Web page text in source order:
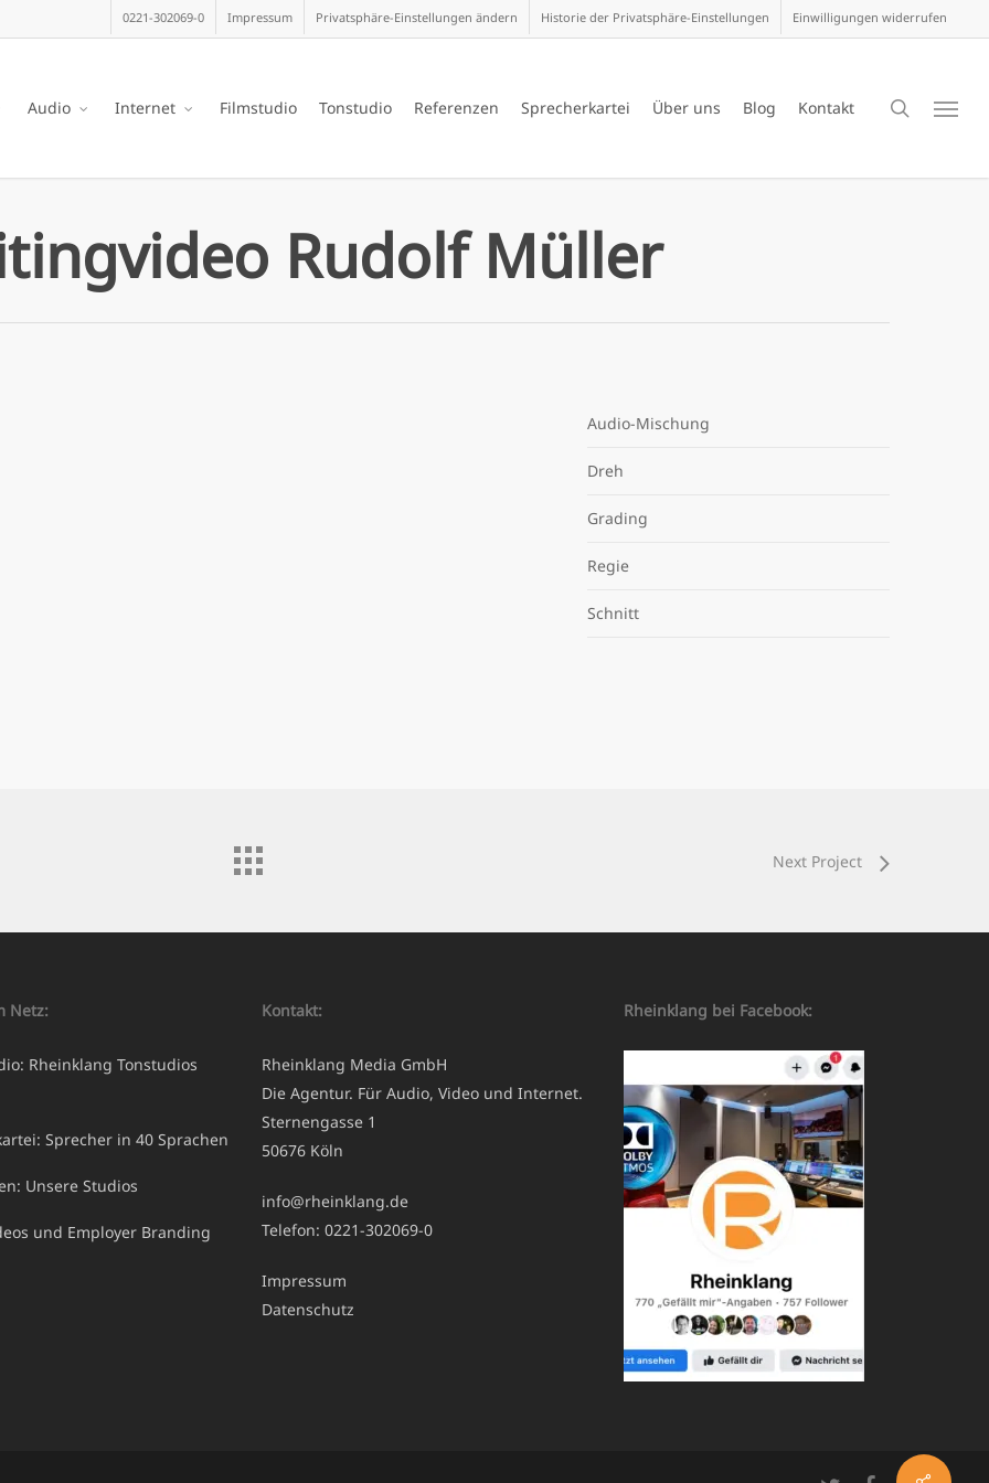
0221-302069-0 Impressum Privatsphäre-Einstellungen ändern Historie der Privatsphäre-Einstellungen Einwilligungen widerrufen
Audio Internet Filmstudio Tonstudio Referenzen Sprecherkartei Über uns Blog Kontakt search
Menu
Rudolf Müller
Audio-Mischung
Dreh
Grading
Regie
Schnitt
Next Project
Netz:
Rheinklang Tonstudios
Sprecher in 40 Sprachen
Unsere Studios
und Employer Branding
Kontakt:
Rheinklang Media GmbH
Die Agentur. Für Audio, Video und Internet.
Sternengasse 1
50676 Köln
info@rheinklang.de
Telefon: 0221-302069-0
Impressum
Datenschutz
Rheinklang bei Facebook: